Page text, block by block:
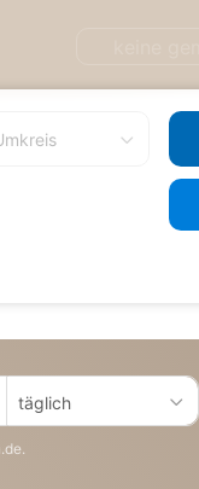
täglich